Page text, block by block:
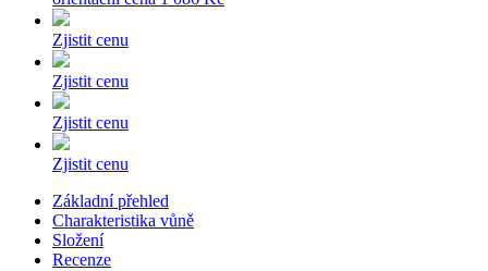
Zjistit cenu
Zjistit cenu
Zjistit cenu
Zjistit cenu
Základní přehled
Charakteristika vůně
Složení
Recenze